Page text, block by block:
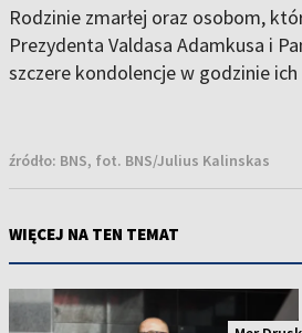
Rodzinie zmarłej oraz osobom,
Prezydenta Valdasa Adamkusa i
szczere kondolencje w godzinie
źródło: BNS, fot. BNS/Julius Kalinskas
WIĘCEJ NA TEN TEMAT